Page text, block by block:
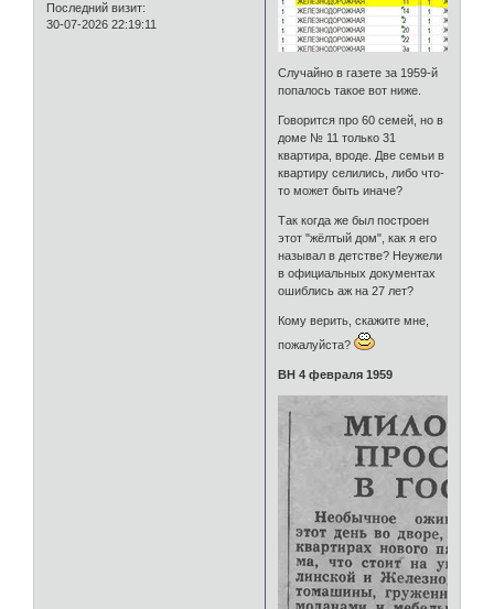
Последний визит:
30-07-2026 22:19:11
Случайно в газете за 1959-й
попалось такое вот ниже.
Говорится про 60 семей, но в
доме № 11 только 31
квартира, вроде. Две семьи в
квартиру селились, либо что-
то может быть иначе?
Так когда же был построен
этот "жёлтый дом", как я его
называл в детстве? Неужели
в официальных документах
ошиблись аж на 27 лет?
Кому верить, скажите мне,
пожалуйста?
ВН 4 февраля 1959